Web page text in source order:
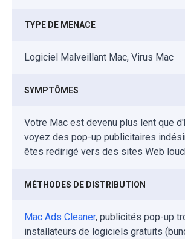
TYPE DE MENACE
Logiciel Malveillant Mac, Virus Mac
SYMPTÔMES
Votre Mac est devenu plus lent que
voyez des pop-up publicitaires
êtes redirigé vers des sites Web
MÉTHODES DE DISTRIBUTION
Mac Ads Cleaner, publicités pop-up
installateurs de logiciels gratuits